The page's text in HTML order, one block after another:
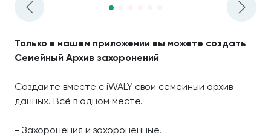
Только в нашем приложении вы можете создать
Семейный Архив захоронений
Создайте вместе с iWALY свой семейный архив
данных. Всё в одном месте.
- Захоронения и захороненные.